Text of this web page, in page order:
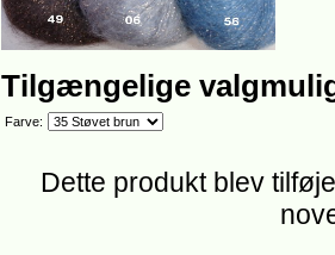
Tilgængelige
Farve:
Dette produkt blev